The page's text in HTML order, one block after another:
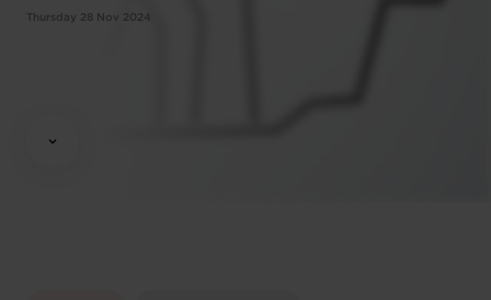
Thursday 28 Nov 2024